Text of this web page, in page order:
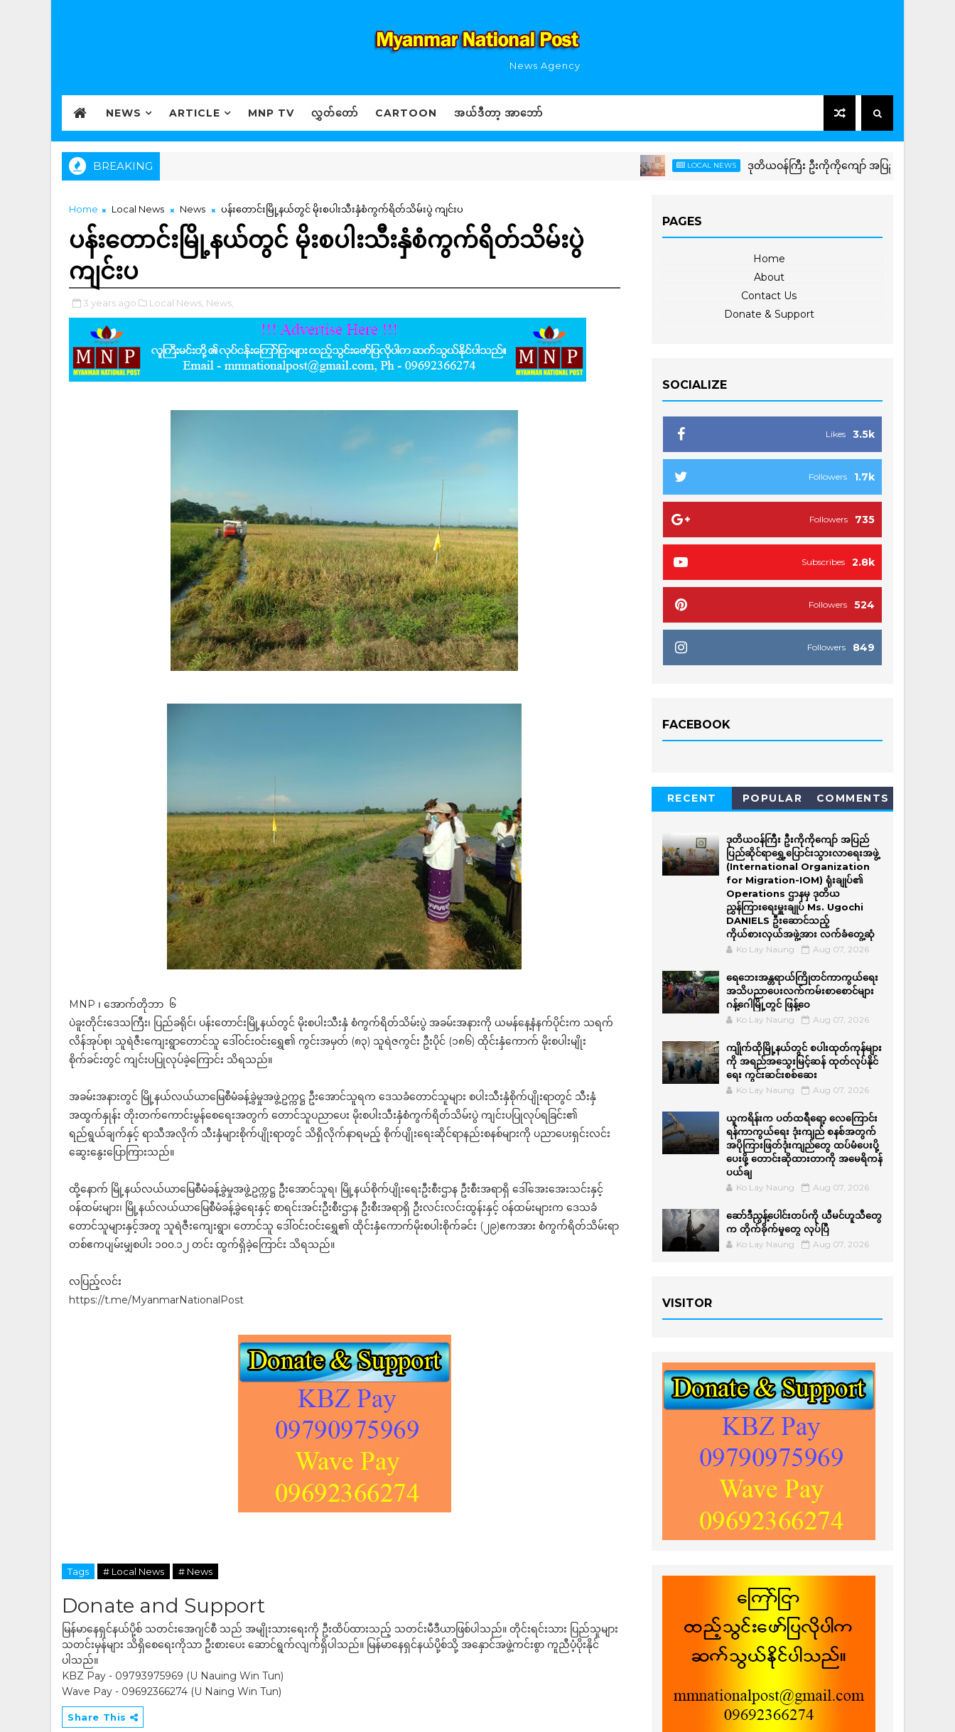
News Agency
NEWS ARTICLE MNP TV လွှတ်တော် CARTOON အယ်ဒီတာ့ အာဘော်
BREAKING LOCAL NEWS ဒုတိယဝန်ကြီး ဦးကိုကိုကျော် အပြည်ပြည်ဆိုင်ရာရွှေ့ပြောင်
Home Local News News ပန်းတောင်းမြို့နယ်တွင် မိုးစပါးသီးနှံစံကွက်ရိတ်သိမ်းပွဲ ကျင်းပ
ပန်းတောင်းမြို့နယ်တွင် မိုးစပါးသီးနှံစံကွက်ရိတ်သိမ်းပွဲ
ကျင်းပ
3 years ago Local News, News,
MNP ၊ အောက်တိုဘာ ၆
ပဲခူးတိုင်းဒေသကြီး၊ ပြည်ခရိုင်၊ ပန်းတောင်းမြို့နယ်တွင် မိုးစပါးသီးနှံ စံကွက်ရိတ်သိမ်းပွဲ အခမ်းအနားကို ယမန်နေ့နံနက်ပိုင်းက သရက်
လိန်အုပ်စု၊ သူရဲဇီးကျေးရွာတောင်သူ ဒေါ်ဝင်းဝင်းရွှေ၏ ကွင်းအမှတ် (၈၃) သူရဲဇကွင်း ဦးပိုင် (၁၈၆) ထိုင်းနှံကောက် မိုးစပါးမျိုး
စိုက်ခင်းတွင် ကျင်းပပြုလုပ်ခဲ့ကြောင်း သိရသည်။
အခမ်းအနားတွင် မြို့နယ်လယ်ယာမြေစီမံခန့်ခွဲမှုအဖွဲ့ဥက္ကဋ္ဌ ဦးအောင်သူရက ဒေသခံတောင်သူများ စပါးသီးနှံစိုက်ပျိုးရာတွင် သီးနှံ
အထွက်နှုန်း တိုးတက်ကောင်းမွန်စေရေးအတွက် တောင်သူပညာပေး ​မိုးစပါးသီးနှံစံကွက်ရိတ်သိမ်းပွဲ ကျင်းပပြုလုပ်ရခြင်း၏
ရည်ရွယ်ချက်နှင့် ရာသီအလိုက် သီးနှံများစိုက်ပျိုးရာတွင် သိရှိလိုက်နာရမည့် စိုက်ပျိုးရေးဆိုင်ရာနည်းစနစ်များကို ပညာပေးရှင်းလင်း
ဆွေးနွေးပြောကြားသည်။
ထို့နောက် ​မြို့နယ်လယ်ယာမြေစီမံခန့်ခွဲမှုအဖွဲ့ဥက္ကဋ္ဌ ဦးအောင်သူရ၊ မြို့နယ်စိုက်ပျိုးရေးဦးစီးဌာန ဦးစီးအရာရှိ ဒေါ်အေးအေးသင်းနှင့်
ဝန်ထမ်းများ၊ မြို့နယ်လယ်ယာမြေစီမံခန့်ခွဲရေးနှင့် စာရင်းအင်းဦးစီးဌာန ဦးစီးအရာရှိ ဦးလင်းလင်းထွန်းနှင့် ဝန်ထမ်းများက ဒေသခံ
တောင်သူများနှင့်အတူ သူရဲဇီးကျေးရွာ၊ တောင်သူ ဒေါ်ဝင်းဝင်းရွှေ၏ ထိုင်းနှံကောက်မိုးစပါးစိုက်ခင်း (၂၉)ဧကအား စံကွက်ရိတ်သိမ်းရာ
တစ်ဧကပျမ်းမျှစပါး ၁၀၀.၁၂ တင်း ထွက်ရှိခဲ့ကြောင်း သိရသည်။
လပြည့်လင်း
https://t.me/MyanmarNationalPost
Tags # Local News # News
Donate and Support
မြန်မာနေရှင်နယ်ပို့စ် သတင်းအေဂျင်စီ သည် အမျိုးသားရေးကို ဦးထိပ်ထားသည့် သတင်းမီဒီယာဖြစ်ပါသည်။ တိုင်းရင်းသား ပြည်သူများ
သတင်းမှန်များ သိရှိစေရေးကိုသာ ဦးစားပေး ဆောင်ရွက်လျက်ရှိပါသည်။ မြန်မာနေရှင်နယ်ပို့စ်သို့ အနှောင်အဖွဲ့ကင်းစွာ ကူညီပံ့ပိုးနိုင်
ပါသည်။
KBZ Pay - 09793975969 (U Nauing Win Tun)
Wave Pay - 09692366274 (U Naing Win Tun)
Share This
PAGES
Home
About
Contact Us
Donate & Support
SOCIALIZE
3.5k
Likes
1.7k
Followers
735
Followers
2.8k
Subscribes
524
Followers
849
Followers
FACEBOOK
RECENT POPULAR COMMENTS
ဒုတိယဝန်ကြီး ဦးကိုကိုကျော် အပြည်
ပြည်ဆိုင်ရာရွှေ့ပြောင်းသွားလာရေးအဖွဲ့
(International Organization
for Migration-IOM) ရုံးချုပ်၏
Operations ဌာနမှ ဒုတိယ
ညွှန်ကြားရေးမှူးချုပ် Ms. Ugochi
DANIELS ဦးဆောင်သည့်
ကိုယ်စားလှယ်အဖွဲ့အား လက်ခံတွေ့ဆုံ
Ko Lay Naung Aug 07, 2026
ရေဘေးအန္တရာယ်ကြိုတင်ကာကွယ်ရေး
အသိပညာပေးလက်ကမ်းစာစောင်များ
ဂန့်ဂေါမြို့တွင် ဖြန့်ဝေ
Ko Lay Naung Aug 07, 2026
ကျိုက်ထိုမြို့နယ်တွင် စပါးထုတ်ကုန်များ
ကို အရည်အ‌သွေးမြင့်ဆန် ထုတ်လုပ်နိုင်
ရေး ကွင်းဆင်းစစ်ဆေး
Ko Lay Naung Aug 07, 2026
ယူကရိန်းက ပတ်ထရီရော့ လေကြောင်း
ရန်ကာကွယ်ရေး ဒုံးကျည် စနစ်အတွက်
အပိုကြားဖြတ်ဒုံးကျည်တွေ ထပ်မံပေးပို့
ပေးဖို့ တောင်းဆိုထားတာကို အမေရိကန်
ပယ်ချ
Ko Lay Naung Aug 07, 2026
ဆော်ဒီညွန့်ပေါင်းတပ်ကို ယီမင်ဟူသီတွေ
က တိုက်ခိုက်မှုတွေ လုပ်ပြီ
Ko Lay Naung Aug 07, 2026
VISITOR